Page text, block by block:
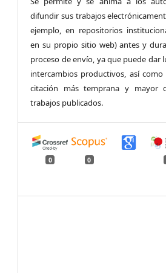
difundir sus trabajos
ejemplo, en repositorios
en su propio sitio web) antes y
proceso de envío, ya que puede dar
intercambios productivos, así
citación más temprana y mayor
trabajos publicados.
0 0